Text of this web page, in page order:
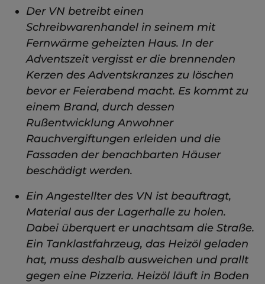
Der VN betreibt einen
Schreibwarenhandel in seinem mit
Fernwärme geheizten Haus. In der
Adventszeit vergisst er die brennenden
Kerzen des Adventskranzes zu löschen
bevor er Feierabend macht. Es kommt zu
einem Brand, durch dessen
Rußentwicklung Anwohner
Rauchvergiftungen erleiden und die
Fassaden der benachbarten Häuser
beschädigt werden.
Ein Angestellter des VN ist beauftragt,
Material aus der Lagerhalle zu holen.
Dabei überquert er unachtsam die Straße.
Ein Tanklastfahrzeug, das Heizöl geladen
hat, muss deshalb ausweichen und prallt
gegen eine Pizzeria. Heizöl läuft in Boden